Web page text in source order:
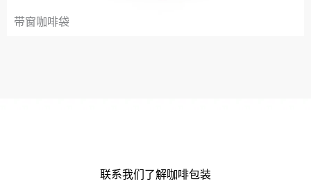
带窗咖啡袋
联系我们了解咖啡包装